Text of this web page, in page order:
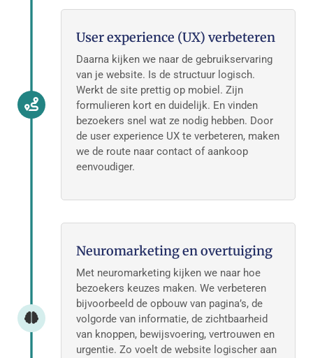
User experience (UX) verbeteren
Daarna kijken we naar de gebruikservaring
van je website. Is de structuur logisch.
Werkt de site prettig op mobiel. Zijn
formulieren kort en duidelijk. En vinden
bezoekers snel wat ze nodig hebben. Door
de user experience UX te verbeteren, maken
we de route naar contact of aankoop
eenvoudiger.
Neuromarketing en overtuiging
Met neuromarketing kijken we naar hoe
bezoekers keuzes maken. We verbeteren
bijvoorbeeld de opbouw van pagina’s, de
volgorde van informatie, de zichtbaarheid
van knoppen, bewijsvoering, vertrouwen en
urgentie. Zo voelt de website logischer aan